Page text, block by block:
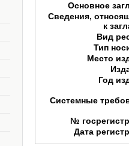
Основное
Сведения,
к
Вид
Тип
Место
Год
Системные
№
Дата